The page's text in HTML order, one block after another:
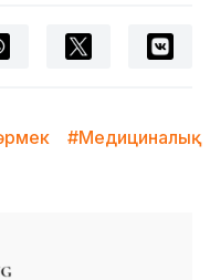
#Медициналық